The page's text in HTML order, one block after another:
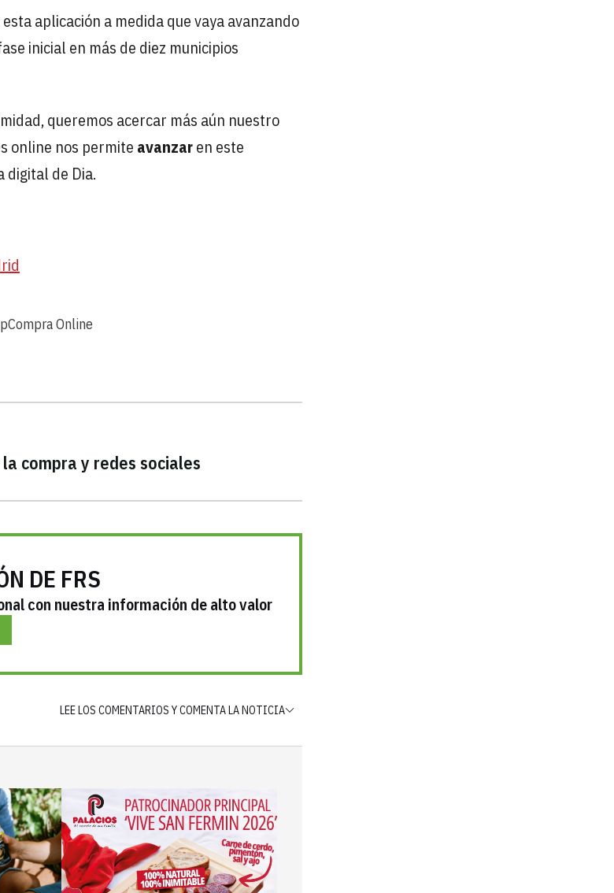
aplicación a medida que vaya avanzando
inicial en más de diez municipios
queremos acercar más aún nuestro
online nos permite avanzaren este
digital de Dia.
Compra Online
compra y redes sociales
DE FRS
con nuestra información de alto valor
LEE LOS COMENTARIOS Y COMENTA LA NOTICIA